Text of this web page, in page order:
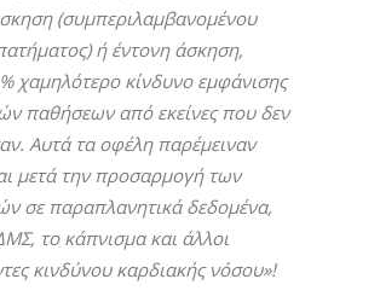
(συμπεριλαμβανομένου
ή έντονη άσκηση,
χαμηλότερο κίνδυνο εμφάνισης
παθήσεων από εκείνες που δεν
Αυτά τα οφέλη παρέμειναν
μετά την προσαρμογή των
σε παραπλανητικά δεδομένα,
το κάπνισμα και άλλοι
κινδύνου καρδιακής νόσου»!